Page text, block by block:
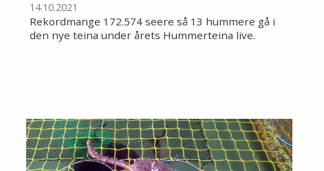
14.10.2021
Rekordmange 172.574 seere så 13 hummere gå i
den nye teina under årets Hummerteina live.